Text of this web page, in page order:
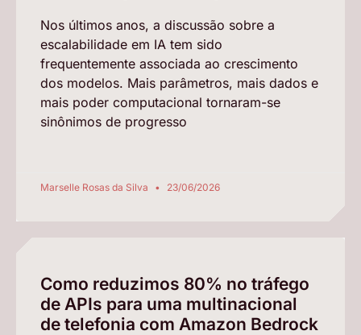
Nos últimos anos, a discussão sobre a
escalabilidade em IA tem sido
frequentemente associada ao crescimento
dos modelos. Mais parâmetros, mais dados e
mais poder computacional tornaram-se
sinônimos de progresso
Marselle Rosas da Silva 23/06/2026
Como reduzimos 80% no tráfego
de APIs para uma multinacional
de telefonia com Amazon Bedrock